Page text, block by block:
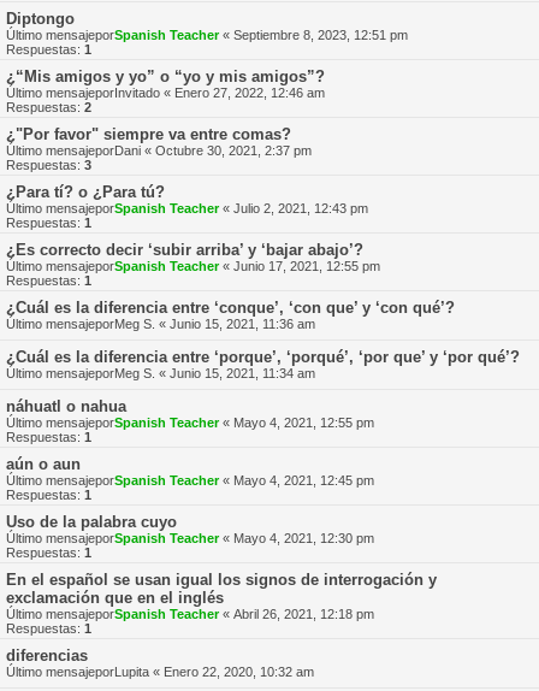
Diptongo
Último mensajeporSpanish Teacher« Septiembre 8, 2023, 12:51 pm
Respuestas: 1
¿“Mis amigos y yo” o “yo y mis amigos”?
Último mensajeporInvitado « Enero 27, 2022, 12:46 am
Respuestas: 2
¿"Por favor" siempre va entre comas?
Último mensajeporDani « Octubre 30, 2021, 2:37 pm
Respuestas: 3
¿Para tí? o ¿Para tú?
Último mensajeporSpanish Teacher« Julio 2, 2021, 12:43 pm
Respuestas: 1
¿Es correcto decir ‘subir arriba’ y ‘bajar abajo’?
Último mensajeporSpanish Teacher« Junio 17, 2021, 12:55 pm
Respuestas: 1
¿Cuál es la diferencia entre ‘conque’, ‘con que’ y ‘con qué’?
Último mensajeporMeg S. « Junio 15, 2021, 11:36 am
¿Cuál es la diferencia entre ‘porque’, ‘porqué’, ‘por que’ y ‘por qué’?
Último mensajeporMeg S. « Junio 15, 2021, 11:34 am
náhuatl o nahua
Último mensajeporSpanish Teacher« Mayo 4, 2021, 12:55 pm
Respuestas: 1
aún o aun
Último mensajeporSpanish Teacher« Mayo 4, 2021, 12:45 pm
Respuestas: 1
Uso de la palabra cuyo
Último mensajeporSpanish Teacher« Mayo 4, 2021, 12:30 pm
Respuestas: 1
En el español se usan igual los signos de interrogación y
exclamación que en el inglés
Último mensajeporSpanish Teacher« Abril 26, 2021, 12:18 pm
Respuestas: 1
diferencias
Último mensajeporLupita « Enero 22, 2020, 10:32 am